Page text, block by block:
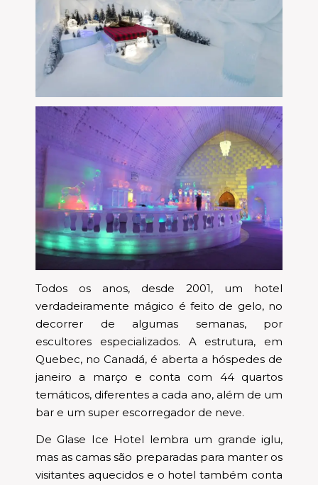
Todos os anos, desde 2001, um hotel
verdadeiramente mágico é feito de gelo, no
decorrer de algumas semanas, por
escultores especializados. A estrutura, em
Quebec, no Canadá, é aberta a hóspedes de
janeiro a março e conta com 44 quartos
temáticos, diferentes a cada ano, além de um
bar e um super escorregador de neve.
De Glase Ice Hotel lembra um grande iglu,
mas as camas são preparadas para manter os
visitantes aquecidos e o hotel também conta